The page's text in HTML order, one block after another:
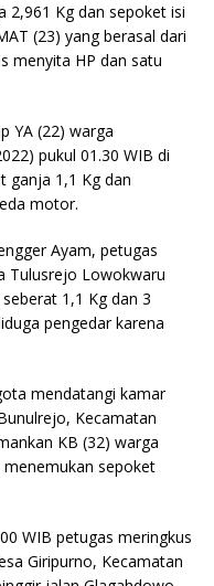
2,961 Kg dan sepoket isi
(23) yang berasal dari
menyita HP dan satu
YA (22) warga
pukul 01.30 WIB di
ganja 1,1 Kg dan
motor.
Ayam, petugas
Tulusrejo Lowokwaru
1,1 Kg dan 3
pengedar karena
mendatangi kamar
Kecamatan
KB (32) warga
sepoket
WIB petugas meringkus
Giripurno, Kecamatan